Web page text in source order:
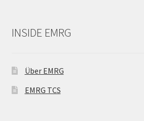
INSIDE EMRG
Über EMRG
EMRG TCS